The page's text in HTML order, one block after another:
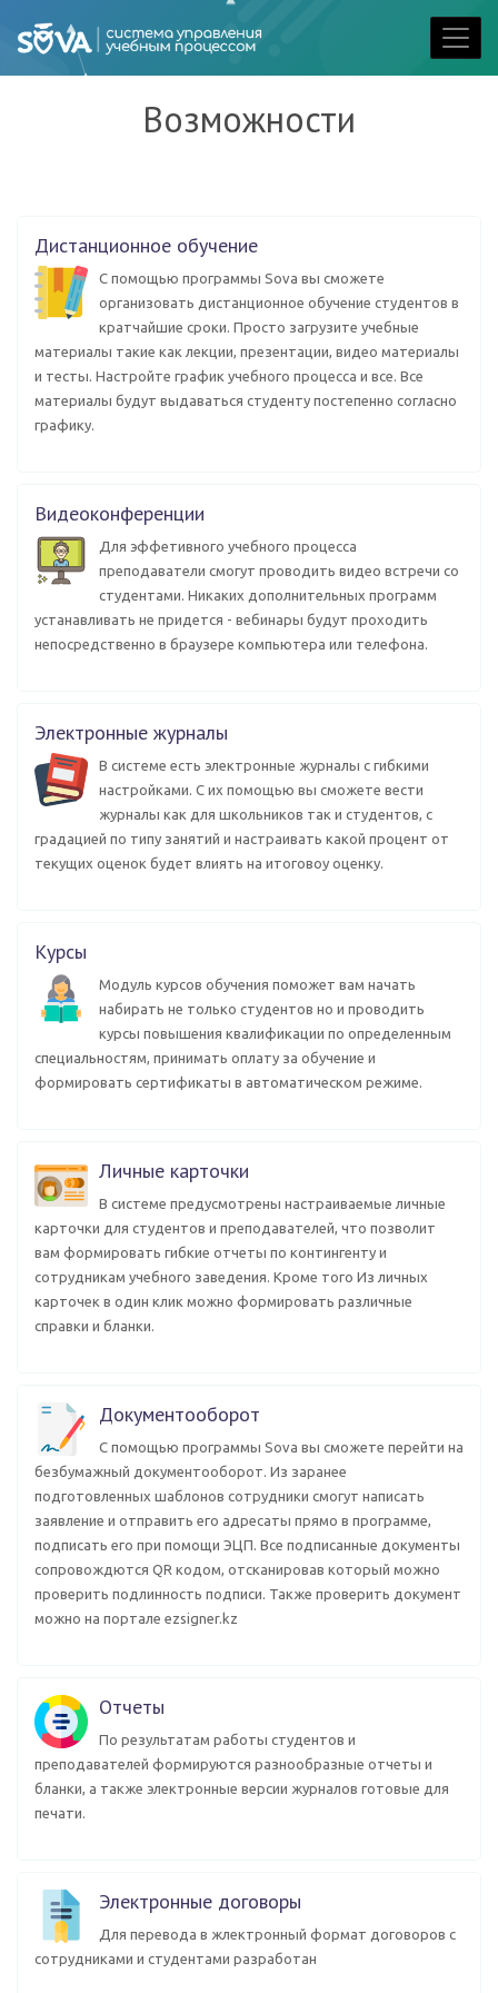
Возможности
Дистанционное обучение
С помощью программы Sova вы сможете
организовать дистанционное обучение студентов в
кратчайшие сроки. Просто загрузите учебные
материалы такие как лекции, презентации, видео материалы
и тесты. Настройте график учебного процесса и все. Все
материалы будут выдаваться студенту постепенно согласно
графику.
Видеоконференции
Для эффетивного учебного процесса
преподаватели смогут проводить видео встречи со
студентами. Никаких дополнительных программ
устанавливать не придется - вебинары будут проходить
непосредственно в браузере компьютера или телефона.
Электронные журналы
В системе есть электронные журналы с гибкими
настройками. С их помощью вы сможете вести
журналы как для школьников так и студентов, с
градацией по типу занятий и настраивать какой процент от
текущих оценок будет влиять на итоговоу оценку.
Курсы
Модуль курсов обучения поможет вам начать
набирать не только студентов но и проводить
курсы повышения квалификации по определенным
специальностям, принимать оплату за обучение и
формировать сертификаты в автоматическом режиме.
Личные карточки
В системе предусмотрены настраиваемые личные
карточки для студентов и преподавателей, что позволит
вам формировать гибкие отчеты по контингенту и
сотрудникам учебного заведения. Кроме того Из личных
карточек в один клик можно формировать различные
справки и бланки.
Документооборот
С помощью программы Sova вы сможете перейти на
безбумажный документооборот. Из заранее
подготовленных шаблонов сотрудники смогут написать
заявление и отправить его адресаты прямо в программе,
подписать его при помощи ЭЦП. Все подписанные документы
сопровождются QR кодом, отсканировав который можно
проверить подлинность подписи. Также проверить документ
можно на портале ezsigner.kz
Отчеты
По результатам работы студентов и
преподавателей формируются разнообразные отчеты и
бланки, а также электронные версии журналов готовые для
печати.
Электронные договоры
Для перевода в жлектронный формат договоров с
сотрудниками и студентами разработан